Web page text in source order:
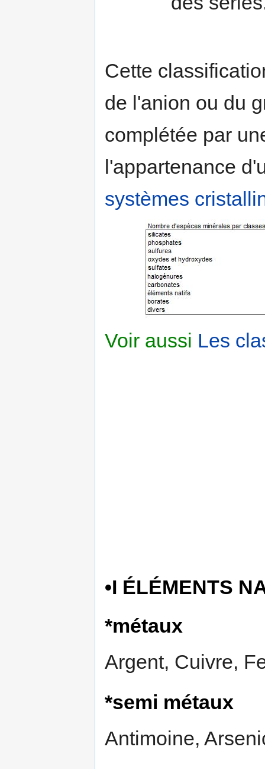
Cette
de l'anion ou du
complétée par
l'appartenance
systèmes
Voir aussi Les
•I ÉLÉMENTS
*métaux
Argent, Cuivre,
*semi métaux
Antimoine,